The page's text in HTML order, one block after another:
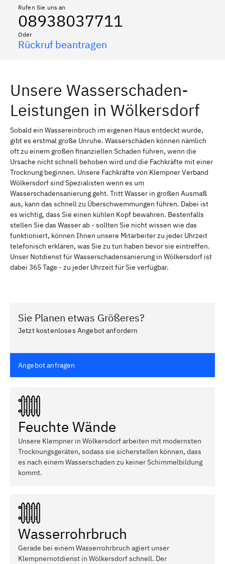
Rufen Sie uns an
08938037711
Oder
Rückruf beantragen
Unsere Wasserschaden-
Leistungen in Wölkersdorf
Sobald ein Wassereinbruch im eigenen Haus entdeckt wurde,
gibt es erstmal große Unruhe. Wasserschäden können nämlich
oft zu einem großen finanziellen Schaden führen, wenn die
Ursache nicht schnell behoben wird und die Fachkräfte mit einer
Trocknung beginnen. Unsere Fachkräfte von Klempner Verband
Wölkersdorf sind Spezialisten wenn es um
Wasserschadensanierung geht. Tritt Wasser in großen Ausmaß
aus, kann das schnell zu Überschwemmungen führen. Dabei ist
es wichtig, dass Sie einen kühlen Kopf bewahren. Bestenfalls
stellen Sie das Wasser ab - sollten Sie nicht wissen wie das
funktioniert, können Ihnen unsere Mitarbeiter zu jeder Uhrzeit
telefonisch erklären, was Sie zu tun haben bevor sie eintreffen.
Unser Notdienst für Wasserschadensanierung in Wölkersdorf ist
dabei 365 Tage - zu jeder Uhrzeit für Sie verfügbar.
Sie Planen etwas Größeres?
Jetzt kostenloses Angebot anfordern
Angebot anfragen
Feuchte Wände
Unsere Klempner in Wölkersdorf arbeiten mit modernsten
Trocknungsgeräten, sodass sie sicherstellen können, dass
es nach einem Wasserschaden zu keiner Schimmelbildung
kommt.
Wasserrohrbruch
Gerade bei einem Wasserrohrbruch agiert unser
Klempnernotdienst in Wölkersdorf schnell. Der